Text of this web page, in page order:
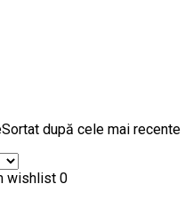
Sortat după cele mai recente
wishlist 0